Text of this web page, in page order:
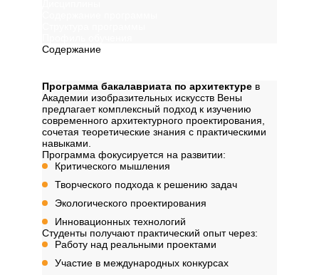
Содержание
Программа бакалавриата по архитектуре в
Академии изобразительных искусств Вены
предлагает комплексный подход к изучению
современного архитектурного проектирования,
сочетая теоретические знания с практическими
навыками.
Программа фокусируется на развитии:
Критического мышления
Творческого подхода к решению задач
Экологического проектирования
Инновационных технологий
Студенты получают практический опыт через:
Работу над реальными проектами
Участие в международных конкурсах